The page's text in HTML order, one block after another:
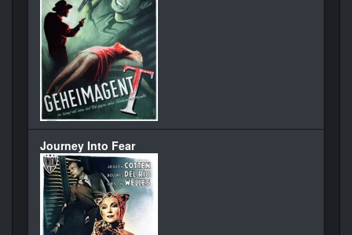
Journey Into Fear